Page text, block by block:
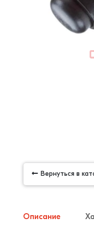
Вернуться в
Описание